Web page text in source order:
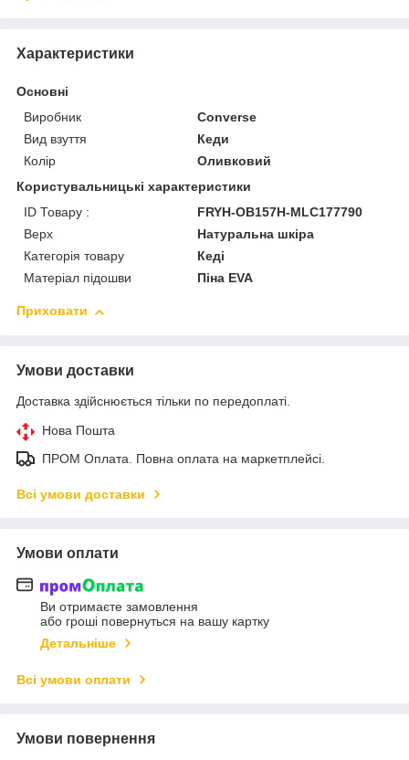
Характеристики
Основні
Виробник
Converse
Вид взуття
Кеди
Колір
Оливковий
Користувальницькі характеристики
ID Товару :
FRYH-OB157H-MLC177790
Верх
Натуральна шкіра
Категорія товару
Кеді
Матеріал підошви
Піна EVA
Приховати
Умови доставки
Доставка здійснюється тільки по передоплаті.
Нова Пошта
ПРОМ Оплата. Повна оплата на маркетплейсі.
Всі умови доставки
Умови оплати
Ви отримаєте замовлення
або гроші повернуться на вашу картку
Детальніше
Всі умови оплати
Умови повернення